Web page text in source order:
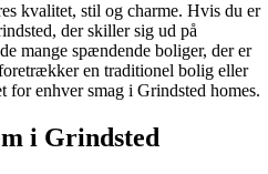
kvalitet, stil og charme. Hvis du er
der skiller sig ud på
mange spændende boliger, der er
en traditionel bolig eller
for enhver smag i Grindsted homes.
i Grindsted